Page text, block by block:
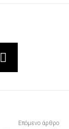
Επόμενο άρθρο